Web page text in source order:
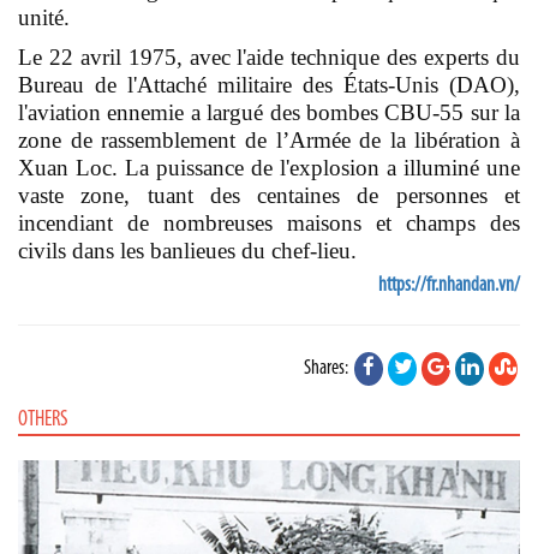
unité.
Le 22 avril 1975, avec l'aide technique des experts du
Bureau de l'Attaché militaire des États-Unis (DAO),
l'aviation ennemie a largué des bombes CBU-55 sur la
zone de rassemblement de l’Armée de la libération à
Xuan Loc. La puissance de l'explosion a illuminé une
vaste zone, tuant des centaines de personnes et
incendiant de nombreuses maisons et champs des
civils dans les banlieues du chef-lieu.
https://fr.nhandan.vn/
Shares:
OTHERS